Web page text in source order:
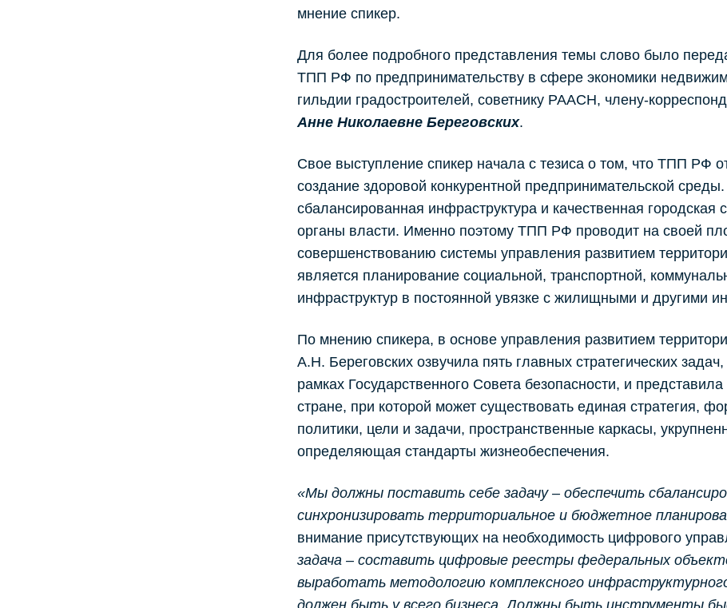
мнение спикер.
Для более подробного представления темы слово было
ТПП РФ по предпринимательству в сфере экономики
гильдии градостроителей, советнику РААСН, члену-
Анне Николаевне Береговских.
Свое выступление спикер начала с тезиса о том, что ТПП РФ
создание здоровой конкурентной предпринимательской
сбалансированная инфраструктура и качественная городская
органы власти. Именно поэтому ТПП РФ проводит на своей
совершенствованию системы управления развитием
является планирование социальной, транспортной,
инфраструктур в постоянной увязке с жилищными и другими
По мнению спикера, в основе управления развитием
А.Н. Береговских озвучила пять главных стратегических
рамках Государственного Совета безопасности, и
стране, при которой может существовать единая стратегия,
политики, цели и задачи, пространственные каркасы,
определяющая стандарты жизнеобеспечения.
«Мы должны поставить себе задачу – обеспечить
синхронизировать территориальное и бюджетное
внимание присутствующих на необходимость цифрового
задача – составить цифровые реестры федеральных
выработать методологию комплексного
должен быть у всего бизнеса. Должны быть инструменты